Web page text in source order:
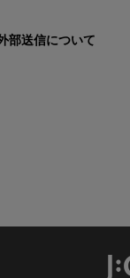
部送信について